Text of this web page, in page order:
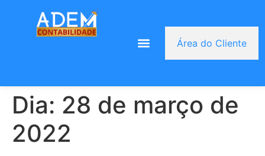
Área do Cliente
Dia: 28 de março de
2022